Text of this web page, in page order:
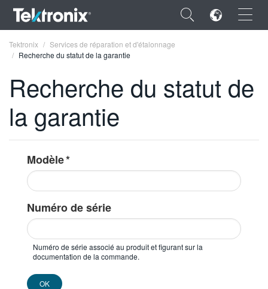
×
ENGLISH
FRANÇAIS
DEUTSCH
简体中文
한국어
繁體中文
Tektronix
Services de réparation et d'étalonnage
Recherche du statut de la garantie
Recherche du statut de
la garantie
Modèle
1
or
more
characters
for
results.
Numéro de série
Numéro de série associé au produit et figurant sur la
documentation de la commande.
OK